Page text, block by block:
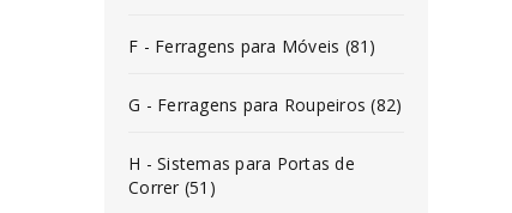
F - Ferragens para Móveis (81)
G - Ferragens para Roupeiros (82)
H - Sistemas para Portas de
Correr (51)